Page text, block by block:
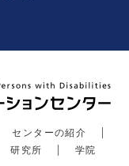
センターの紹介
研究所 学院